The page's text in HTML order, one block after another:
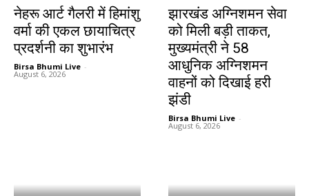
नेहरू आर्ट गैलरी में हिमांशु
वर्मा की एकल छायाचित्र
प्रदर्शनी का शुभारंभ
Birsa Bhumi Live -
August 6, 2026
झारखंड अग्निशमन सेवा
को मिली बड़ी ताकत,
मुख्यमंत्री ने 58
आधुनिक अग्निशमन
वाहनों को दिखाई हरी
झंडी
Birsa Bhumi Live -
August 6, 2026